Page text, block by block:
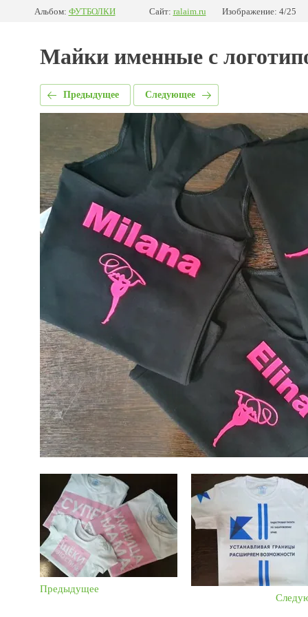
Альбом: ФУТБОЛКИ Сайт: ralaim.ru Изображение: 4/25
Майки именные с
Предыдущее Следующее
Предыдущее